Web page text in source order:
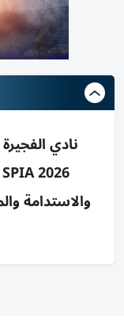
والاستدامة